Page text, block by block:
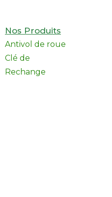
Nos Produits
Antivol de roue
Clé de
Rechange